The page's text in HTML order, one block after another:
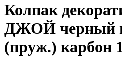
Колпак
ДЖОЙ черный
(пруж.) карбон